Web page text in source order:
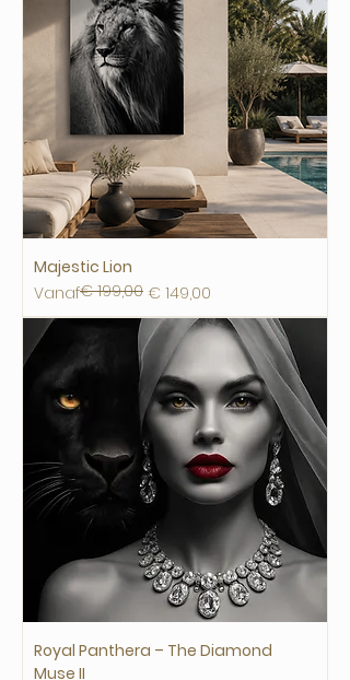
Majestic Lion
Vanaf
Normale prijs
€ 199,00 € 149,00
Verkoopprijs
Royal Panthera – The Diamond
Muse II